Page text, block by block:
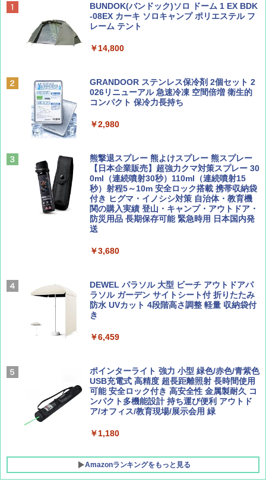
ディズニーファン ２０２６年 ９月号 [雑
誌] (ＤＩＳＮＥＹ ＦＡＮ)
Coyote No.89 特集 星野道夫 夢見る旅
￥1,540
山と溪谷 2026年8月号「南アルプス大全」
￥1,540
AIRLINE（エアライン）2026年9月号【特
BE-PAL(ビ-パル) 2026年 9 月号【特別付録:
SOTO ミニマル"旅"財布 ランダム2種】
￥1,500
D40 地球の歩き方 チェンマイ タイ北部の魅
力的な町 2026～2027 地球の歩き方D アジア
A09 地球の歩き方 イタリア 2026～2027 地
球の歩き方A ヨーロッパ
A26 地球の歩き方 チェコ ポーランド スロヴ
ァキア 2026～2027 地球の歩き方A ヨーロッ
パ
￥2,277
地球の歩き方 スター・ウォーズ
￥2,695
新しい日本地理 地図・統計・移動から読み
解く (講談社現代新書)
￥1,540
[キャンパーズコレクション 山善] ポップアッ
プテント 傘みたいに広げて畳める パッとサ
ッとサンシェード キューブ フルクローズ メ
&ハイキング カーキ PATC-150(KH)
PYKES PEAK (パイクスピーク) 着替えテン
人用 折りたたみ 防災グッズ 災害用トイレ ビ
￥4,980
ENDLESS BASE 《めざましテレビで紹介》
テント ワンタッチ RENEW 幅200 2-3人用 43
500002(88859)
広げるだけ パッとサッとテント ブラックコ
ーティング フルクローズ メッシュ 3-4人用
簡単設置 ポップアップテント エクルベージ
ュ(BC仕様) PATC-150B(EB)
￥8,991
Coleman(コールマン) ツーリングドーム/LD
X 2人用 3人用 キャンプ アウトドア フェス
収納 コンパクト 簡単設営 カンガルーテント
ソロキャンプ ソロテント
BUNDOK(バンドック)ソロ ドーム 1 EX BDK
-08EX カーキ ソロキャンプ ポリエステル フ
レーム テント
￥14,800
GRANDOOR ステンレス保冷剤 2個セット 2
026リニューアル 急速冷凍 空間倍増 衛生的
コンパクト 保冷力長持ち
￥2,980
熊撃退スプレー 熊よけスプレー 熊スプレー
【日本企業販売】超強力クマ対策スプレー 30
0ml（連続噴射30秒）110ml（連続噴射15
秒）射程5～10m 安全ロック搭載 携帯収納袋
付き ヒグマ・イノシシ対策 自治体・教育機
関の購入実績 登山・キャンプ・アウトドア・
防災用品 長期保存可能 緊急時用 日本国内発
送
￥3,680
DEWEL パラソル 大型 ビーチ アウトドアパ
ラソル ガーデン サイトシート付 折りたたみ
防水 UVカット 4段階高さ調整 軽量 収納袋付
き
￥6,459
ポインターライト 強力 小型 緑色/赤色/青紫色
USB充電式 高精度 超長距離照射 長時間使用
可能 安全ロック付き 高安全性 金属製耐久 コ
ンパクト多機能設計 持ち運び便利 アウトド
ア/オフィス/教育現場/展示会用 緑
￥1,180
Amazonランキングをもっと見る